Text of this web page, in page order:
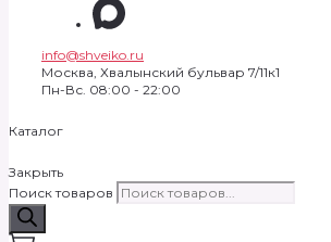
info@shveiko.ru
Москва, Хвалынский бульвар 7/11к1
Пн-Вс. 08:00 - 22:00
Каталог
Закрыть
Поиск товаров